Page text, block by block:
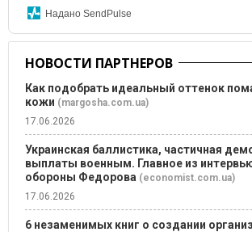
Надано SendPulse
НОВОСТИ ПАРТНЕРОВ
Как подобрать идеальный оттенок
кожи (margosha.com.ua)
17.06.2026
Украинская баллистика, частичная
выплаты военным. Главное из
обороны Федорова (economist.com.ua)
17.06.2026
6 незаменимых книг о создании